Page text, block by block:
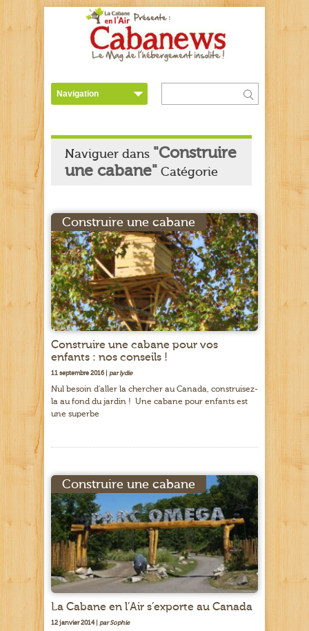
Naviguer dans "Construire
une cabane" Catégorie
Construire une cabane
Construire une cabane pour vos
enfants : nos conseils !
11 septembre 2016 | par lydie
Nul besoin d’aller la chercher au Canada, construisez-
la au fond du jardin ! Une cabane pour enfants est
une superbe
Construire une cabane
La Cabane en l’Air s’exporte au Canada
12 janvier 2014 | par Sophie